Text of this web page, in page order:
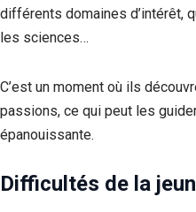
différents domaines d’intérêt,
les sciences…
C’est un moment où ils
passions, ce qui peut les
épanouissante.
Difficultés de la